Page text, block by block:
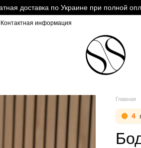
доставка по Украине при полной
Контактная информация
Главная
4